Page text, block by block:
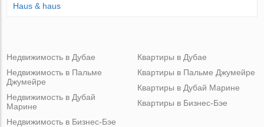
Haus & haus
Недвижимость в Дубае
Недвижимость в Пальме
Джумейре
Недвижимость в Дубай
Марине
Недвижимость в Бизнес-Бэе
Квартиры в Дубае
Квартиры в Пальме Джумейре
Квартиры в Дубай Марине
Квартиры в Бизнес-Бэе